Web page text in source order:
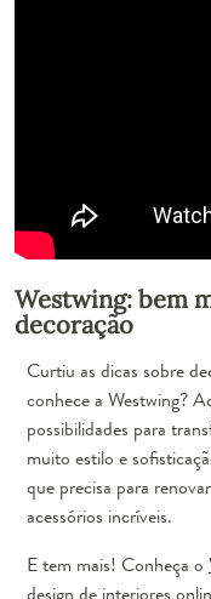
Westwing: bem
decoração
Curtiu as dicas sobre
conhece a Westwing?
possibilidades para
muito estilo e
que precisa para
acessórios incríveis.
E tem mais! Conheça o